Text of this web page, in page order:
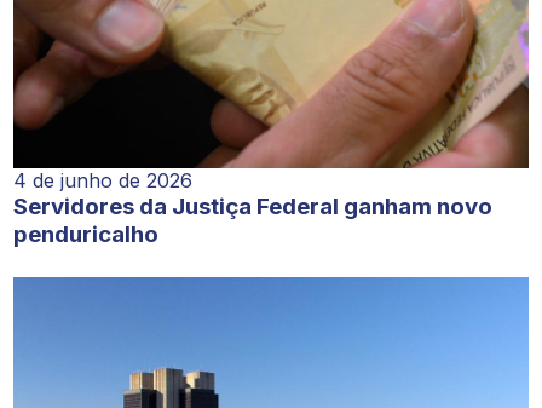
4 de junho de 2026
Servidores da Justiça Federal ganham novo
penduricalho